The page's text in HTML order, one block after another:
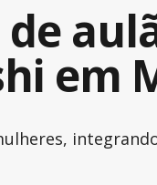
em